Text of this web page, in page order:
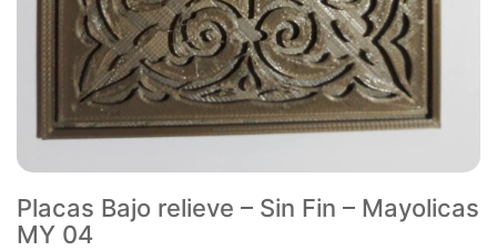
Placas Bajo relieve – Sin Fin – Mayolicas
MY 04